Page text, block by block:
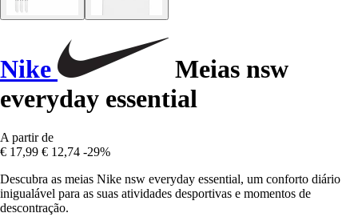
Nike
Meias nsw
everyday essential
A partir de
€ 17,99 € 12,74 -29%
Descubra as meias Nike nsw everyday essential, um conforto diário
inigualável para as suas atividades desportivas e momentos de
descontração.